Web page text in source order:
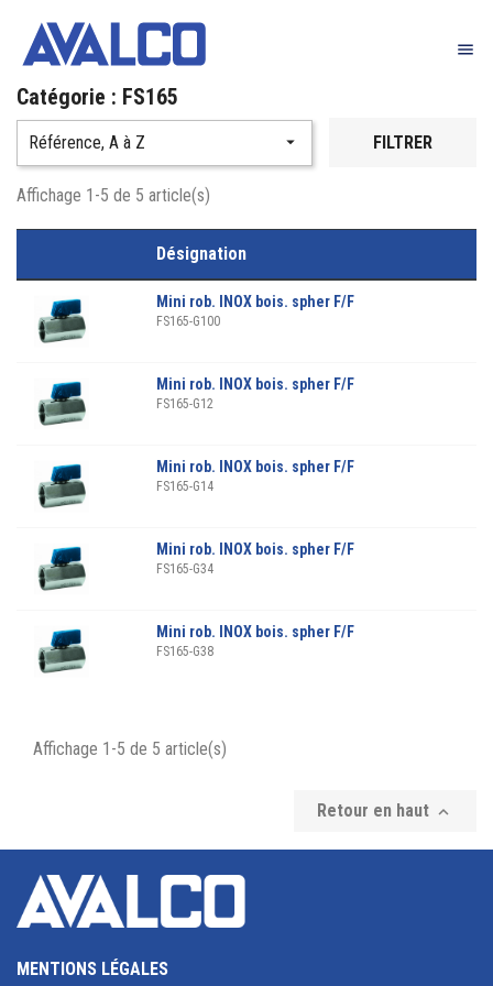

Catégorie : FS165
Référence, A à Z  FILTRER
Affichage 1-5 de 5 article(s)
Désignation
Mini rob. INOX bois. spher F/F
FS165-G100
Mini rob. INOX bois. spher F/F
FS165-G12
Mini rob. INOX bois. spher F/F
FS165-G14
Mini rob. INOX bois. spher F/F
FS165-G34
Mini rob. INOX bois. spher F/F
FS165-G38
Affichage 1-5 de 5 article(s)
Retour en haut 
MENTIONS LÉGALES